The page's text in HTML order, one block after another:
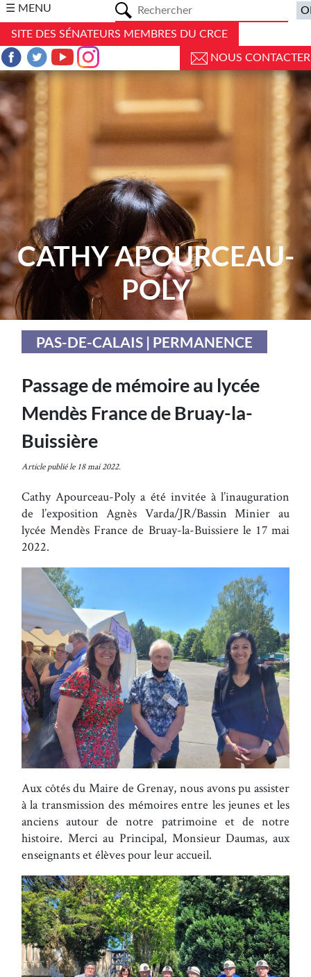
☰ MENU
SITE DES SÉNATEURS MEMBRES DU CRCE
NOUS CONTACTER
CATHY APOURCEAU-
POLY
PAS-DE-CALAIS | PERMANENCE
Passage de mémoire au lycée
Mendès France de Bruay-la-
Buissière
Article publié le 18 mai 2022.
Cathy Apourceau-Poly a été invitée à l’inauguration
de l’exposition Agnès Varda/JR/Bassin Minier au
lycée Mendès France de Bruay-la-Buissiere le 17 mai
2022.
Aux côtés du Maire de Grenay, nous avons pu assister
à la transmission des mémoires entre les jeunes et les
anciens autour de notre patrimoine et de notre
histoire. Merci au Principal, Monsieur Daumas, aux
enseignants et élèves pour leur accueil.